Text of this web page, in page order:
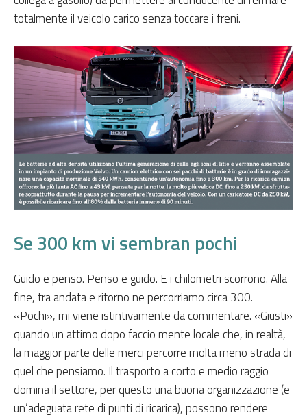
totalmente il veicolo carico senza toccare i freni.
Se 300 km vi sembran pochi
Guido e penso. Penso e guido. E i chilometri scorrono. Alla
fine, tra andata e ritorno ne percorriamo circa 300.
«Pochi», mi viene istintivamente da commentare. «Giusti»
quando un attimo dopo faccio mente locale che, in realtà,
la maggior parte delle merci percorre molta meno strada di
quel che pensiamo. Il trasporto a corto e medio raggio
domina il settore, per questo una buona organizzazione (e
un’adeguata rete di punti di ricarica), possono rendere